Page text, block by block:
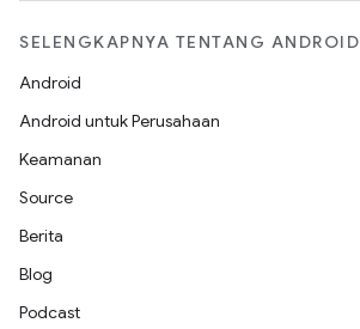
SELENGKAPNYA TENTANG ANDROID
Android
Android untuk Perusahaan
Keamanan
Source
Berita
Blog
Podcast